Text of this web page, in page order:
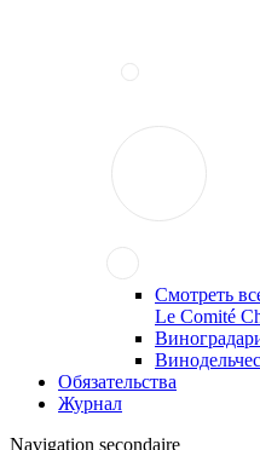
Смотреть
Le Comité
Обязательства
Журнал
Navigation secondaire